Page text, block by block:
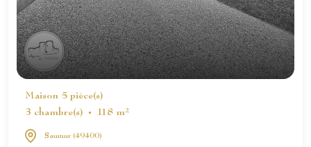
Maison 5 pièce(s)
3 chambre(s)
118 m²
Saumur (49400)